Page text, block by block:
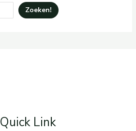
Zoeken!
Quick Link